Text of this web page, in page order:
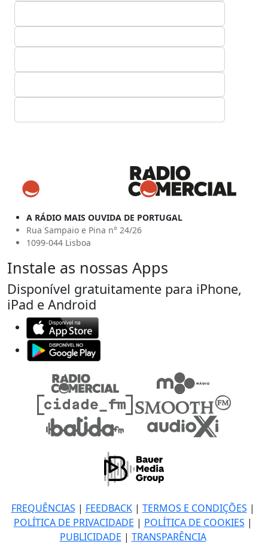
A RÁDIO MAIS OUVIDA DE PORTUGAL
Rua Sampaio e Pina n° 24/26
1099-044 Lisboa
Instale as nossas Apps
Disponível gratuitamente para iPhone,
iPad e Android
FREQUÊNCIAS | FEEDBACK| TERMOS E CONDIÇÕES |
POLÍTICA DE PRIVACIDADE | POLÍTICA DE COOKIES |
PUBLICIDADE | TRANSPARÊNCIA